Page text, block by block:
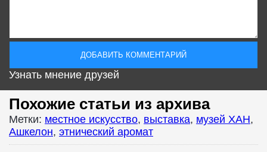
Узнать мнение друзей
Похожие статьи из архива
Метки: местное искусство, выставка, музей ХАН,
Ашкелон, этнический аромат